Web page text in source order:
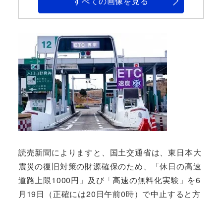
読売新聞によりますと、国土交通省は、東日本大
震災の復旧対策の財源確保のため、「休日の高速
道路上限1000円」及び「高速の無料化実験」を6
月19日（正確には20日午前0時）で中止すると方